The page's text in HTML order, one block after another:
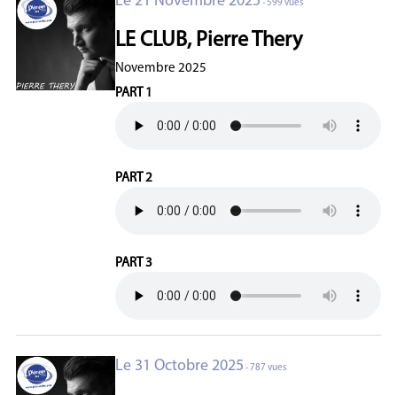
- 599 vues
LE CLUB, Pierre Thery
Novembre 2025
PART 1
PART 2
PART 3
Le 31 Octobre 2025 - 787 vues